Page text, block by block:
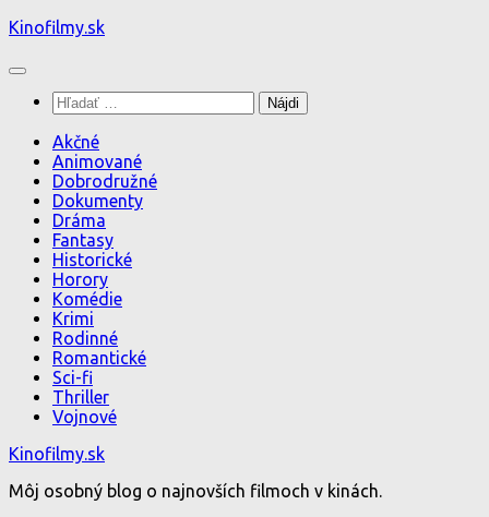
Preskočiť
obsah
Kinofilmy.sk
Hľadať:
Akčné
Animované
Dobrodružné
Dokumenty
Dráma
Fantasy
Historické
Horory
Komédie
Krimi
Rodinné
Romantické
Sci-fi
Thriller
Vojnové
Kinofilmy.sk
Môj osobný blog o najnovších filmoch v kinách.